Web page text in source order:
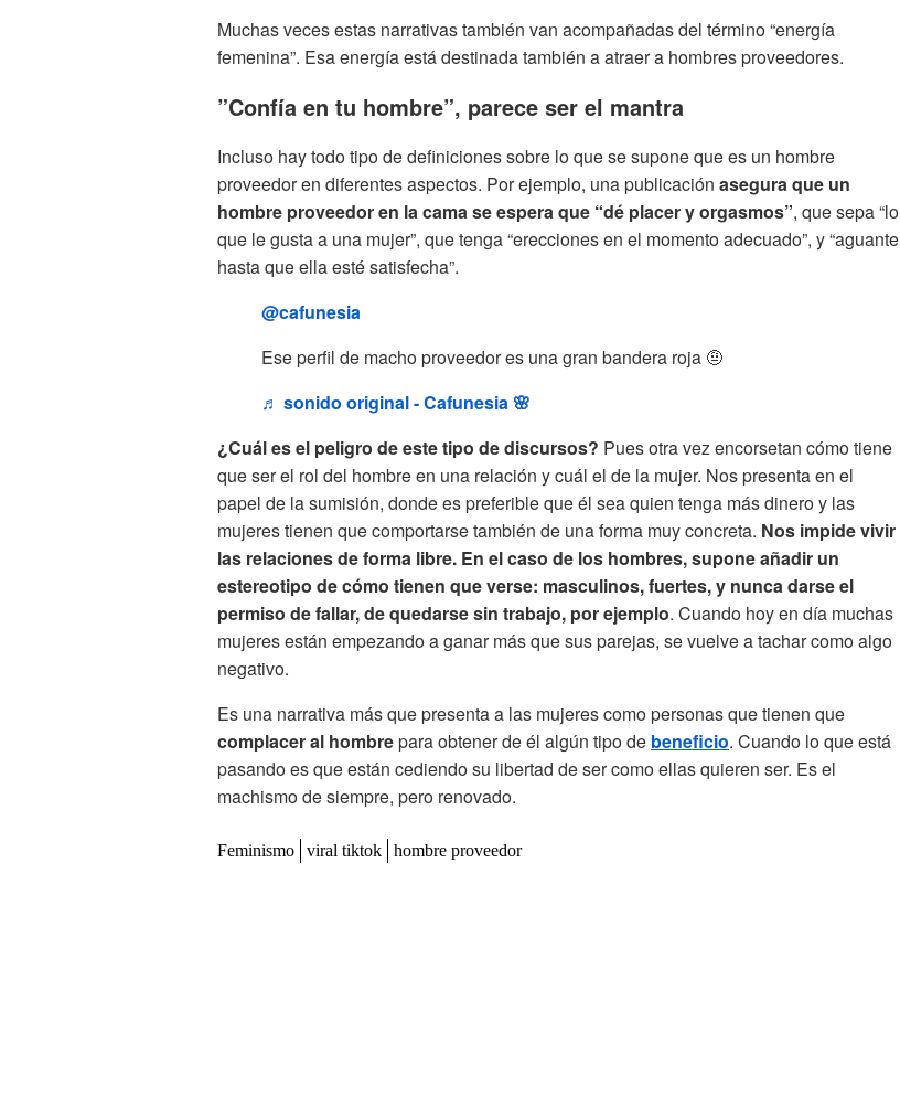
Muchas veces estas narrativas también van acompañadas del término “energía
femenina”. Esa energía está destinada también a atraer a hombres proveedores.
”Confía en tu hombre”, parece ser el mantra
Incluso hay todo tipo de definiciones sobre lo que se supone que es un hombre
proveedor en diferentes aspectos. Por ejemplo, una publicación asegura que un
hombre proveedor en la cama se espera que “dé placer y orgasmos”, que sepa “lo
que le gusta a una mujer”, que tenga “erecciones en el momento adecuado”, y “aguante
hasta que ella esté satisfecha”.
@cafunesia
Ese perfil de macho proveedor es una gran bandera roja 🤨
♬ sonido original - Cafunesia 🌸
¿Cuál es el peligro de este tipo de discursos? Pues otra vez encorsetan cómo tiene
que ser el rol del hombre en una relación y cuál el de la mujer. Nos presenta en el
papel de la sumisión, donde es preferible que él sea quien tenga más dinero y las
mujeres tienen que comportarse también de una forma muy concreta. Nos impide vivir
las relaciones de forma libre. En el caso de los hombres, supone añadir un
estereotipo de cómo tienen que verse: masculinos, fuertes, y nunca darse el
permiso de fallar, de quedarse sin trabajo, por ejemplo. Cuando hoy en día muchas
mujeres están empezando a ganar más que sus parejas, se vuelve a tachar como algo
negativo.
Es una narrativa más que presenta a las mujeres como personas que tienen que
complacer al hombrepara obtener de él algún tipo de beneficio. Cuando lo que está
pasando es que están cediendo su libertad de ser como ellas quieren ser. Es el
machismo de siempre, pero renovado.
Feminismo viral tiktok hombre proveedor